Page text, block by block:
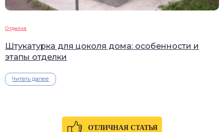
Отделка
Штукатурка для цоколя дома: особенности и
этапы отделки
Читать далее
ОТЛИЧНАЯ СТАТЬЯ